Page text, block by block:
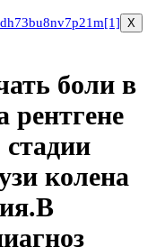
X
боли в
рентгене
колена